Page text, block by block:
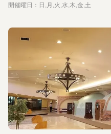
開催曜日：日,月,火,水,木,金,土